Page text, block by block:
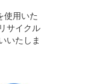
用いた
サイクル
いたしま